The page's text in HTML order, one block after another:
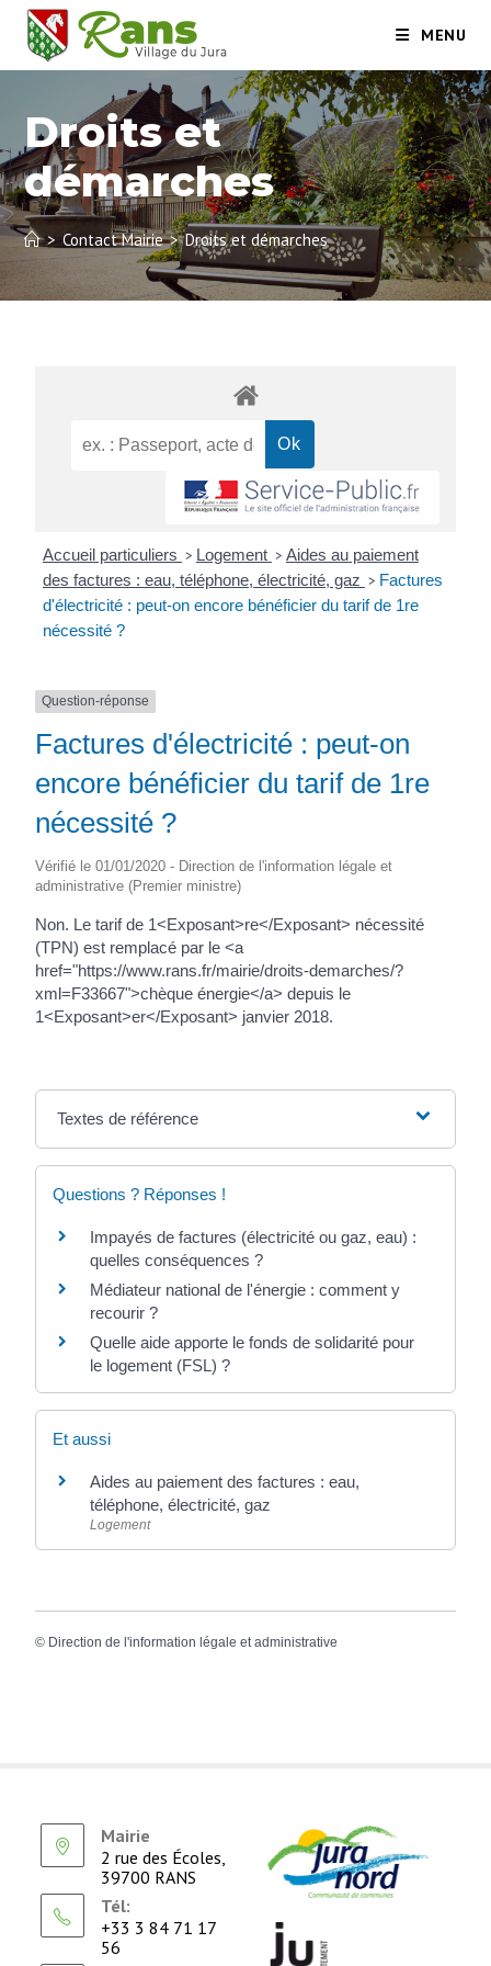
MENU
Droits et
démarches
> Contact Mairie > Droits et démarches
Accueil particuliers > Logement > Aides au paiement
des factures : eau, téléphone, électricité, gaz > Factures
d'électricité : peut-on encore bénéficier du tarif de 1re
nécessité ?
Question-réponse
Factures d'électricité : peut-on
encore bénéficier du tarif de 1re
nécessité ?
Vérifié le 01/01/2020 - Direction de l'information légale et
administrative (Premier ministre)
Non. Le tarif de 1<Exposant>re</Exposant> nécessité
(TPN) est remplacé par le <a
href="https://www.rans.fr/mairie/droits-demarches/?
xml=F33667">chèque énergie</a> depuis le
1<Exposant>er</Exposant> janvier 2018.
Textes de référence
Questions ? Réponses !
Impayés de factures (électricité ou gaz, eau) :
quelles conséquences ?
Médiateur national de l'énergie : comment y
recourir ?
Quelle aide apporte le fonds de solidarité pour
le logement (FSL) ?
Et aussi
Aides au paiement des factures : eau,
téléphone, électricité, gaz
Logement
© Direction de l'information légale et administrative
Mairie
2 rue des Écoles,
39700 RANS
Tél:
+33 3 84 71 17
56